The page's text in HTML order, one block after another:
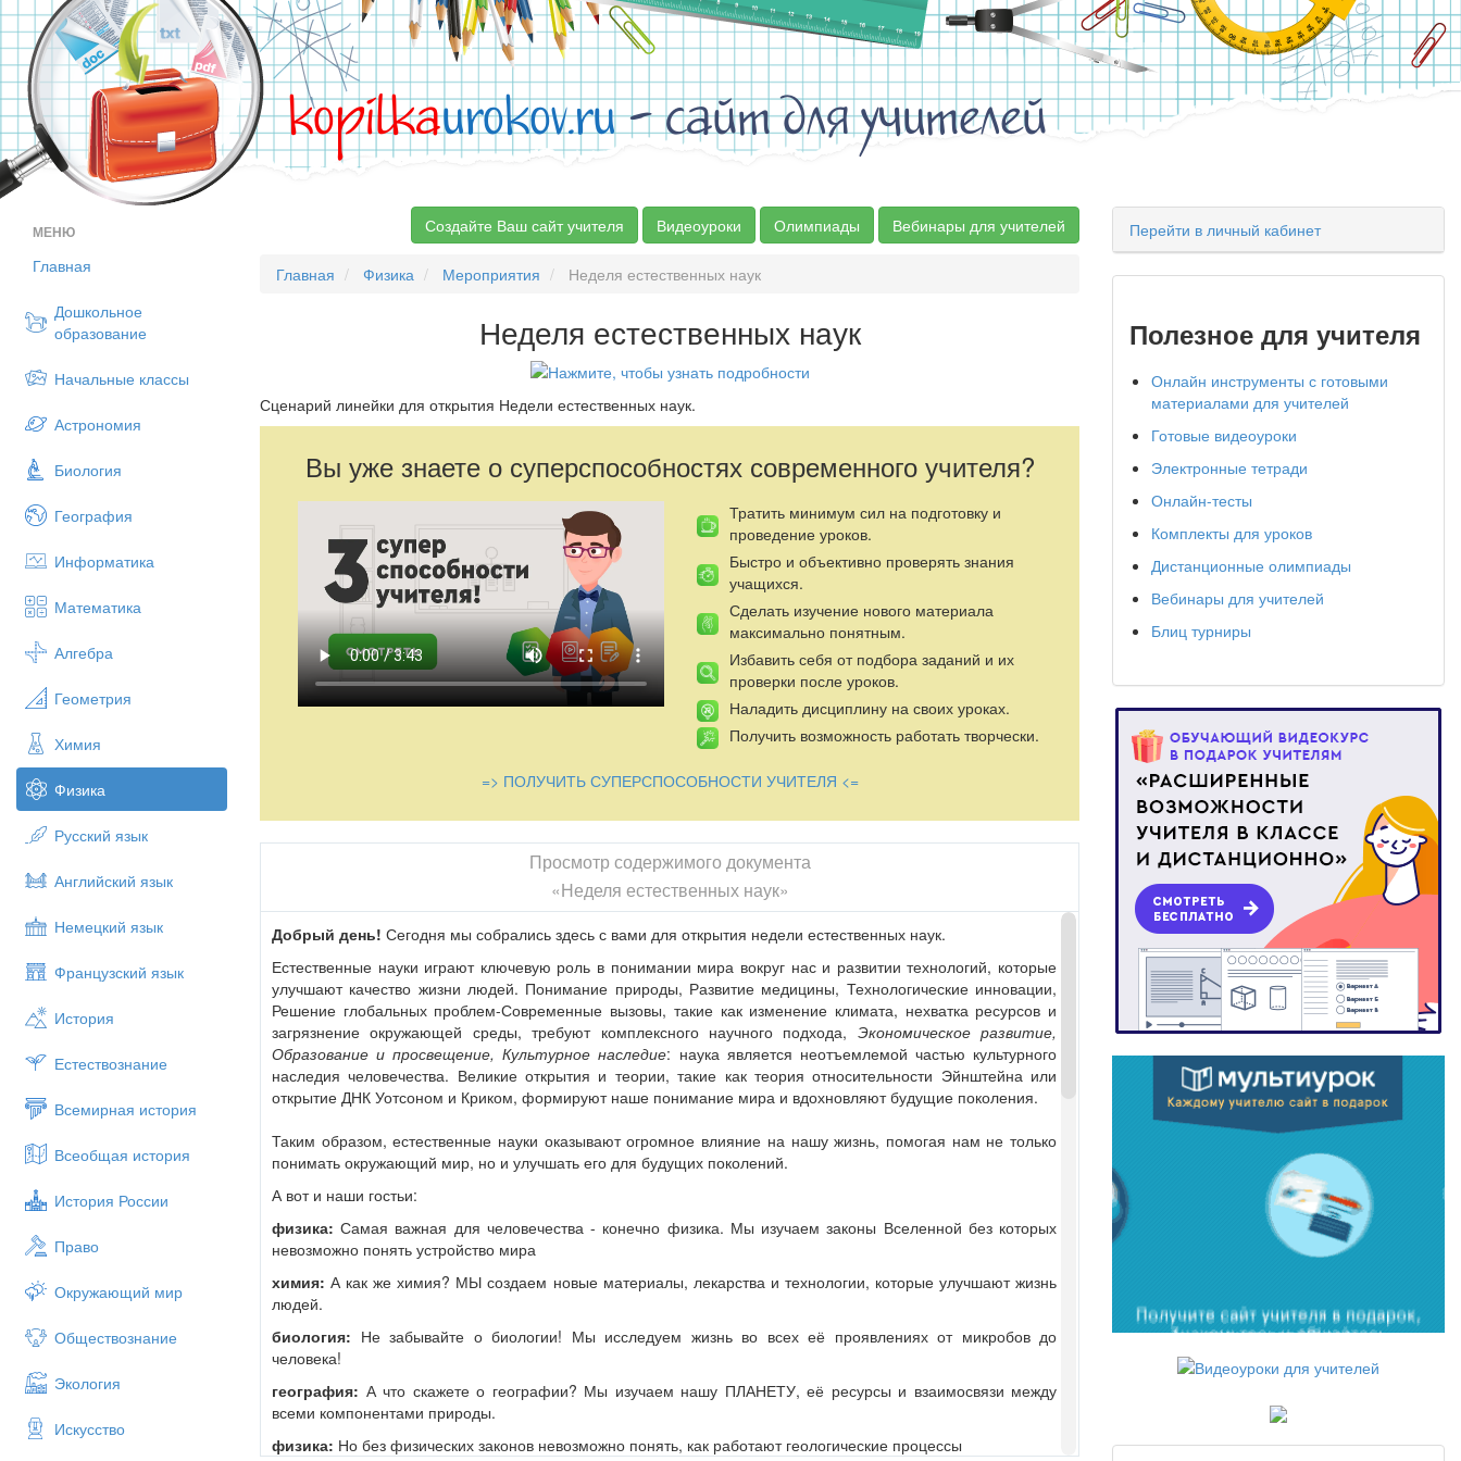
kopilkaurokov.ru- сайт для учителей
МЕНЮ
Главная
Дошкольное
образование
Начальные классы
Астрономия
Биология
География
Информатика
Математика
Алгебра
Геометрия
Химия
Физика
Русский язык
Английский язык
Немецкий язык
Французский язык
История
Естествознание
Всемирная история
Всеобщая история
История России
Право
Окружающий мир
Обществознание
Экология
Искусство
Создайте Ваш сайт учителя Видеоуроки Олимпиады Вебинары для учителей
Главная Физика Мероприятия Неделя естественных наук
Неделя естественных наук
Сценарий линейки для открытия Недели естественных наук.
Вы уже знаете о суперспособностях современного учителя?
Тратить минимум сил на подготовку и
проведение уроков.
Быстро и объективно проверять знания
учащихся.
Сделать изучение нового материала
максимально понятным.
Избавить себя от подбора заданий и их
проверки после уроков.
Наладить дисциплину на своих уроках.
Получить возможность работать творчески.
=> ПОЛУЧИТЬ СУПЕРСПОСОБНОСТИ УЧИТЕЛЯ <=
Просмотр содержимого документа
«Неделя естественных наук»
Добрый день! Сегодня мы собрались здесь с вами для открытия недели естественных наук.
Естественные науки играют ключевую роль в понимании мира вокруг нас и развитии технологий, которые
улучшают качество жизни людей. Понимание природы, Развитие медицины, Технологические инновации,
Решение глобальных проблем-Современные вызовы, такие как изменение климата, нехватка ресурсов и
загрязнение окружающей среды, требуют комплексного научного подхода, Экономическое развитие,
Образование и просвещение, Культурное наследие: наука является неотъемлемой частью культурного
наследия человечества. Великие открытия и теории, такие как теория относительности Эйнштейна или
открытие ДНК Уотсоном и Криком, формируют наше понимание мира и вдохновляют будущие поколения.
Таким образом, естественные науки оказывают огромное влияние на нашу жизнь, помогая нам не только
понимать окружающий мир, но и улучшать его для будущих поколений.
А вот и наши гостьи:
физика: Самая важная для человечества - конечно физика. Мы изучаем законы Вселенной без которых
невозможно понять устройство мира
химия: А как же химия? МЫ создаем новые материалы, лекарства и технологии, которые улучшают жизнь
людей.
биология: Не забывайте о биологии! Мы исследуем жизнь во всех её проявлениях от микробов до
человека!
география: А что скажете о географии? Мы изучаем нашу ПЛАНЕТУ, её ресурсы и взаимосвязи между
всеми компонентами природы.
физика: Но без физических законов невозможно понять, как работают геологические процессы
Перейти в личный кабинет
Полезное для учителя
Онлайн инструменты с готовыми
материалами для учителей
Готовые видеоуроки
Электронные тетради
Онлайн-тесты
Комплекты для уроков
Дистанционные олимпиады
Вебинары для учителей
Блиц турниры